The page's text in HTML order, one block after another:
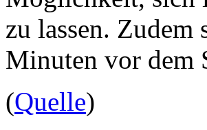
zu lassen. Zudem
Minuten vor dem
(Quelle)